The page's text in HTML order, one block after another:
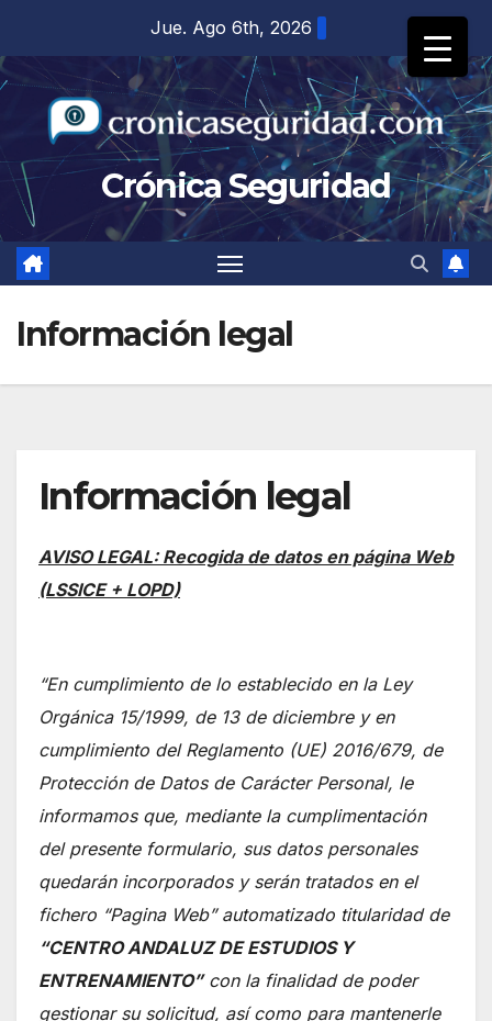
contenido
Jue. Ago 6th, 2026
Crónica Seguridad
Información legal
Información legal
AVISO LEGAL: Recogida de datos en página Web
(LSSICE + LOPD)
“En cumplimiento de lo establecido en la Ley
Orgánica 15/1999, de 13 de diciembre y en
cumplimiento del Reglamento (UE) 2016/679, de
Protección de Datos de Carácter Personal, le
informamos que, mediante la cumplimentación
del presente formulario, sus datos personales
quedarán incorporados y serán tratados en el
fichero “Pagina Web” automatizado titularidad de
“CENTRO ANDALUZ DE ESTUDIOS Y
ENTRENAMIENTO” con la finalidad de poder
gestionar su solicitud, así como para mantenerle